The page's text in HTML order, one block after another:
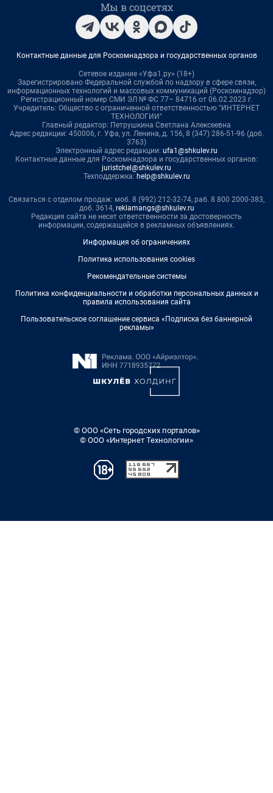
Мы в соцсетях
Контактные данные для Роскомнадзора и государственных органов
Сетевое издание «Уфа1.ру» (18+)
Зарегистрировано Федеральной службой по надзору в сфере связи,
информационных технологий и массовых коммуникаций (Роскомнадзор)
Регистрационный номер СМИ ЭЛ № ФС 77– 84716 от 06.02.2023 г.
Учредитель: Общество с ограниченной ответственностью "ИНТЕРНЕТ
ТЕХНОЛОГИИ"
Главный редактор: Петрушкина Светлана Алексеевна
Адрес редакции: 450006, г. Уфа, ул. Ленина, д. 156, 8 (347) 286-51-96 (доб.
3763)
Электронный адрес редакции: ufa1@shkulev.ru
Контактные данные для Роскомнадзора и государственных органов:
juristchel@shkulev.ru
Техподдержка: help@shkulev.ru
Связаться с отделом продаж: моб. 8 (992) 212-32-74, раб. 8 800 2000-383,
доб. 3614, reklamangs@shkulev.ru
Редакция сайта не несет ответственности за достоверность
информации, содержащейся в рекламных объявлениях.
Информация об ограничениях
Политика использования cookies
Рекомендательные системы
Политика конфиденциальности и обработки персональных данных и
правила использования сайта
Пользовательское соглашение сервиса «Подписка без баннерной
рекламы»
© ООО «Сеть городских порталов»
© ООО «Интернет Технологии»